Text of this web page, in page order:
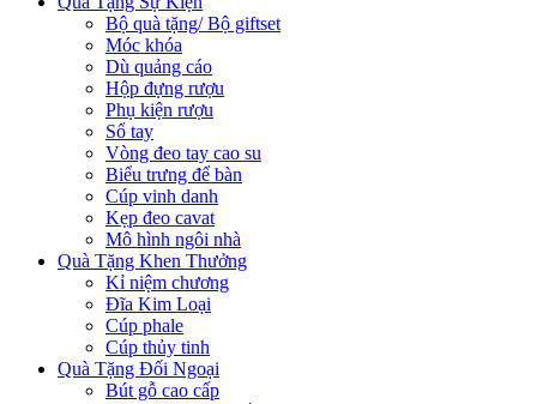
Bộ quà tặng/ Bộ giftset
Móc khóa
Dù quảng cáo
Hộp đựng rượu
Phụ kiện rượu
Sổ tay
Vòng đeo tay cao su
Biểu trưng để bàn
Cúp vinh danh
Kẹp đeo cavat
Mô hình ngôi nhà
Quà Tặng Khen Thưởng
Kỉ niệm chương
Đĩa Kim Loại
Cúp phale
Cúp thủy tinh
Quà Tặng Đối Ngoại
Bút gỗ cao cấp